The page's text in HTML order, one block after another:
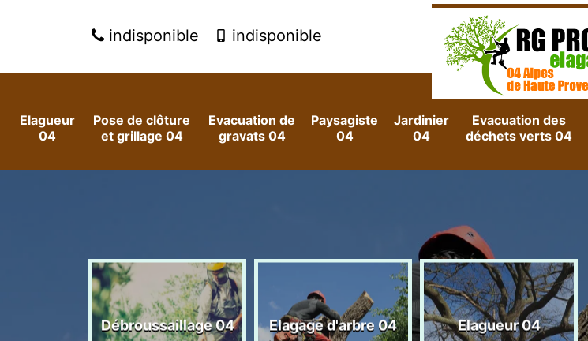
indisponible indisponible
Elagueur
04
Pose de clôture
et grillage 04
Evacuation de
gravats 04
Paysagiste
04
Jardinier
04
Evacuation des
déchets verts 04
Débroussaillage 04 Elagage d'arbre 04 Elagueur 04